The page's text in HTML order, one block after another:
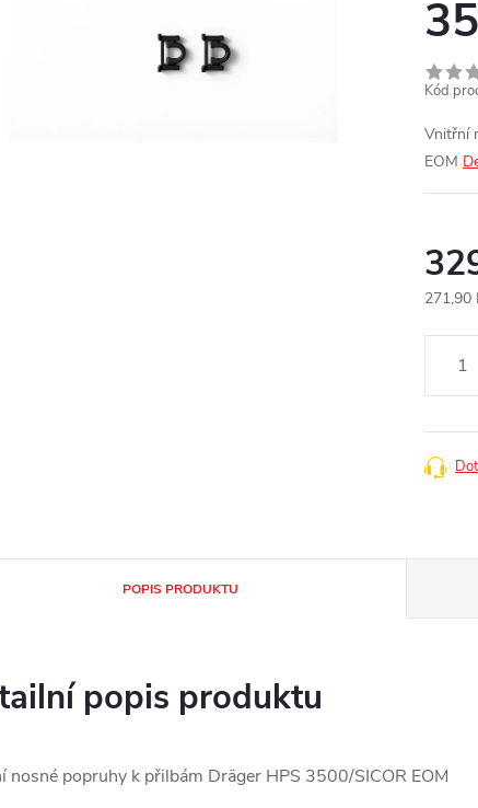
Kód
Vnitřní
EOM
271,90
POPIS PRODUKTU
popis produktu
nosné popruhy k přilbám Dräger HPS 3500/SICOR EOM